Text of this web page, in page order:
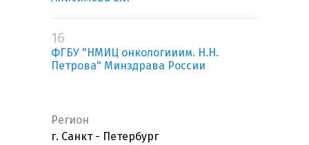
16
ФГБУ "НМИЦ онкологииим. Н.Н.
Петрова" Минздрава России
Регион
г. Санкт - Петербург